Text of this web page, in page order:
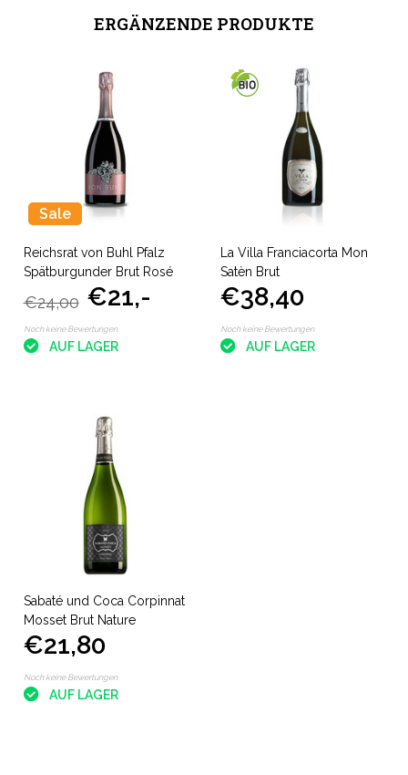
ERGÄNZENDE PRODUKTE
Sale
Reichsrat von Buhl Pfalz
Spätburgunder Brut Rosé
€24,00 €21,-
Noch keine Bewertungen
AUF LAGER
La Villa Franciacorta Mon
Satèn Brut
€38,40
Noch keine Bewertungen
AUF LAGER
Sabaté und Coca Corpinnat
Mosset Brut Nature
€21,80
Noch keine Bewertungen
AUF LAGER